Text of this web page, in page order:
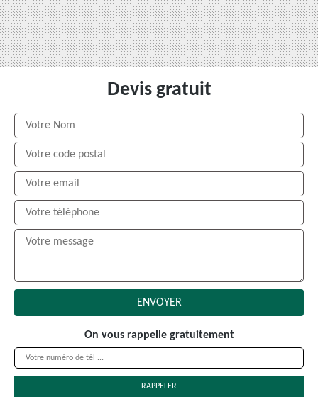
Devis gratuit
On vous rappelle gratuitement